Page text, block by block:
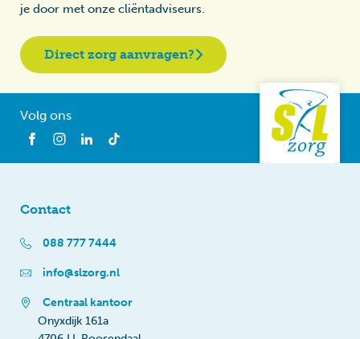
je door met onze cliëntadviseurs.
Direct zorg aanvragen?
Volg ons
Contact
088 777 7444
info@slzorg.nl
Centraal kantoor
Onyxdijk 161a